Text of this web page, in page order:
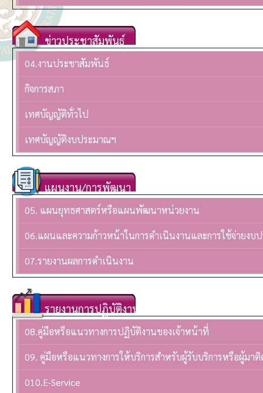
ข่าวประชาสัมพันธ์
04.งานประชาสัมพันธ์
กิจการสภา
เทศบัญญัติทั่วไป
เทศบัญญัติงบประมาณฯ
แผนงาน/การพัฒนา
05. แผนยุทธศาสตร์หรือแผนพัฒนาหน่วยงาน
06.แผนและความก้าวหน้าในการดำเนินงานและการใช้จ่ายงบ
07.รายงานผลการดำเนินงาน
รายงานการปฏิบัติงาน
08.คู่มือหรือแนวทางการปฏิบัติงานของเจ้าหน้าที่
09. คู่มือหรือแนวทางการให้บริการสำหรับผู้รับบริการหรือผู้มา
010.E-Service